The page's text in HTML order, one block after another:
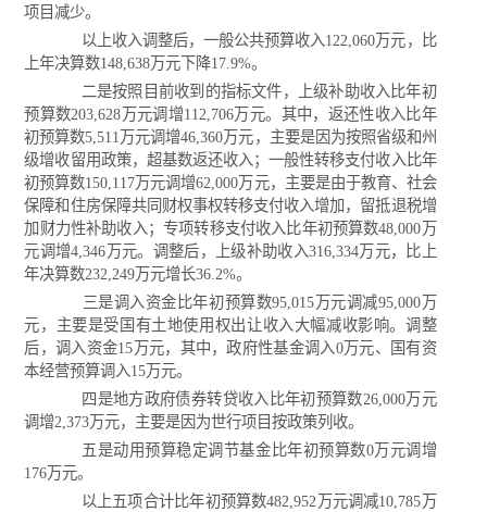
项目减少。
以上收入调整后，一般公共预算收入122,060万元，比
上年决算数148,638万元下降17.9%。
二是按照目前收到的指标文件，上级补助收入比年初
预算数203,628万元调增112,706万元。其中，返还性收入比年
初预算数5,511万元调增46,360万元，主要是因为按照省级和州
级增收留用政策，超基数返还收入；一般性转移支付收入比年
初预算数150,117万元调增62,000万元，主要是由于教育、社会
保障和住房保障共同财权事权转移支付收入增加，留抵退税增
加财力性补助收入；专项转移支付收入比年初预算数48,000万
元调增4,346万元。调整后，上级补助收入316,334万元，比上
年决算数232,249万元增长36.2%。
三是调入资金比年初预算数95,015万元调减95,000万
元，主要是受国有土地使用权出让收入大幅减收影响。调整
后，调入资金15万元，其中，政府性基金调入0万元、国有资
本经营预算调入15万元。
四是地方政府债券转贷收入比年初预算数26,000万元
调增2,373万元，主要是因为世行项目按政策列收。
五是动用预算稳定调节基金比年初预算数0万元调增
176万元。
以上五项合计比年初预算数482,952万元调减10,785万